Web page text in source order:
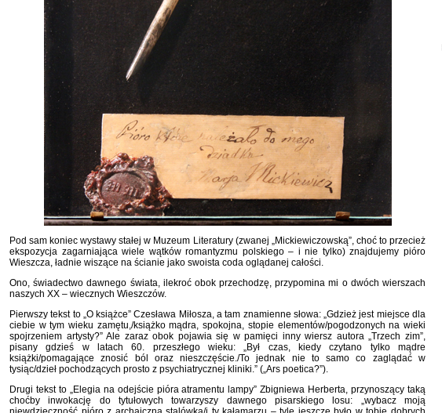
Pod sam koniec wystawy stałej w Muzeum Literatury (zwanej „Mickiewiczowską”, choć to przecież
ekspozycja zagarniająca wiele wątków romantyzmu polskiego – i nie tylko) znajdujemy pióro
Wieszcza, ładnie wiszące na ścianie jako swoista coda oglądanej całości.
Ono, świadectwo dawnego świata, ilekroć obok przechodzę, przypomina mi o dwóch wierszach
naszych XX – wiecznych Wieszczów.
Pierwszy tekst to „O książce” Czesława Miłosza, a tam znamienne słowa: „Gdzież jest miejsce dla
ciebie w tym wieku zamętu,/książko mądra, spokojna, stopie elementów/pogodzonych na wieki
spojrzeniem artysty?” Ale zaraz obok pojawia się w pamięci inny wiersz autora „Trzech zim”,
pisany gdzieś w latach 60. przeszłego wieku: „Był czas, kiedy czytano tylko mądre
książki/pomagające znosić ból oraz nieszczęście./To jednak nie to samo co zaglądać w
tysiąc/dzieł pochodzących prosto z psychiatrycznej kliniki.” („Ars poetica?”).
Drugi tekst to „Elegia na odejście pióra atramentu lampy” Zbigniewa Herberta, przynoszący taką
choćby inwokację do tytułowych towarzyszy dawnego pisarskiego losu: „wybacz moją